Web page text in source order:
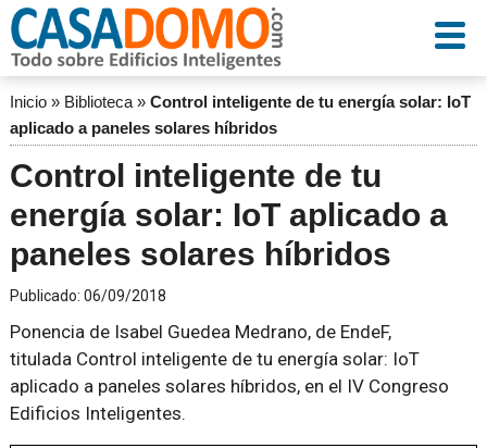
Inicio» Biblioteca» Control inteligente de tu energía solar: IoT
aplicado a paneles solares híbridos
Control inteligente de tu
energía solar: IoT aplicado a
paneles solares híbridos
Publicado: 06/09/2018
Ponencia de Isabel Guedea Medrano, de EndeF,
titulada Control inteligente de tu energía solar: IoT
aplicado a paneles solares híbridos, en el IV Congreso
Edificios Inteligentes.